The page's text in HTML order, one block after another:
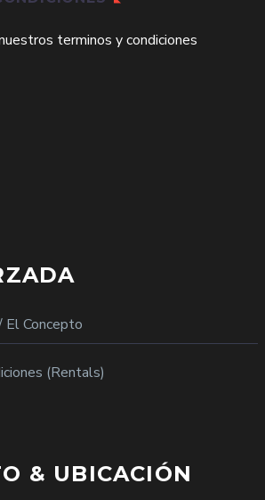
terminos y condiciones
El Concepto
(Rentals)
& UBICACIÓN